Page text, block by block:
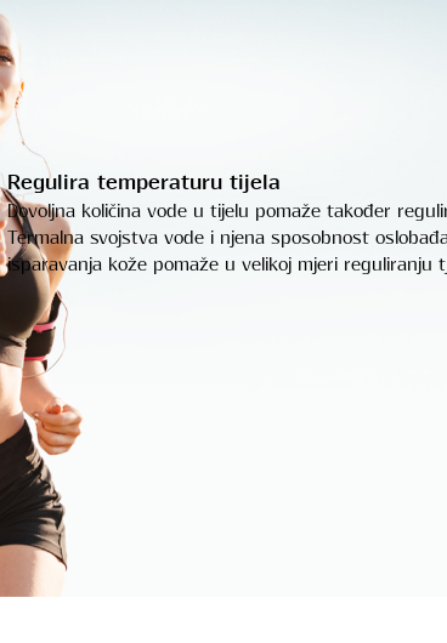
Regulira temperaturu tijela
Dovoljna količina vode u tijelu pomaže također
Termalna svojstva vode i njena sposobnost
isparavanja kože pomaže u velikoj mjeri reguliranju